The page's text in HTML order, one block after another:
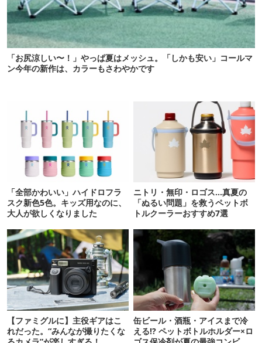
「お尻涼しい〜！」やっぱ夏はメッシュ。「しかも安い」コールマ
ン今年の新作は、カラーもさわやかです
「全部かわいい」ハイドロフラ
スク新色5色。キッズ用なのに、
大人が欲しくなりました
ニトリ・無印・ロゴス…真夏の
「ぬるい問題」を救うペットボ
トルクーラーおすすめ7選
【ファミグルに】主役ギアはこ
れだった。“みんなが撮りたくな
缶ビール・酒瓶・アイスまで冷
える!? ペットボトルホルダー×ロ